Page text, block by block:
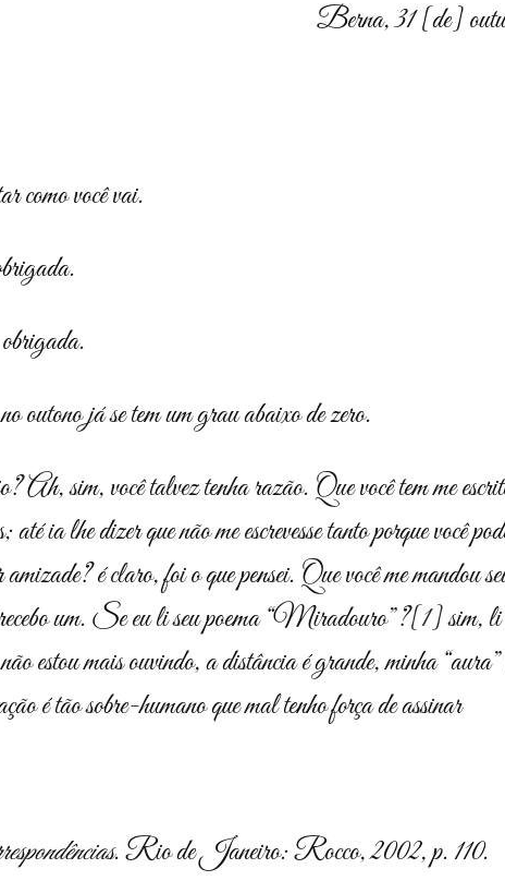
Berna, 31 [de]
como você vai.
outono já se tem um grau abaixo de zero.
Ah, sim, você talvez tenha razão. Que você tem me
até ia lhe dizer que não me escrevesse tanto porque você
amizade? é claro, foi o que pensei. Que você me mandou
recebo um. Se eu li seu poema “Miradouro”?[1]sim, li
estou mais ouvindo, a distância é grande, minha
é tão sobre-humano que mal tenho força de assinar
. Rio de Janeiro: Rocco, 2002, p. 110.